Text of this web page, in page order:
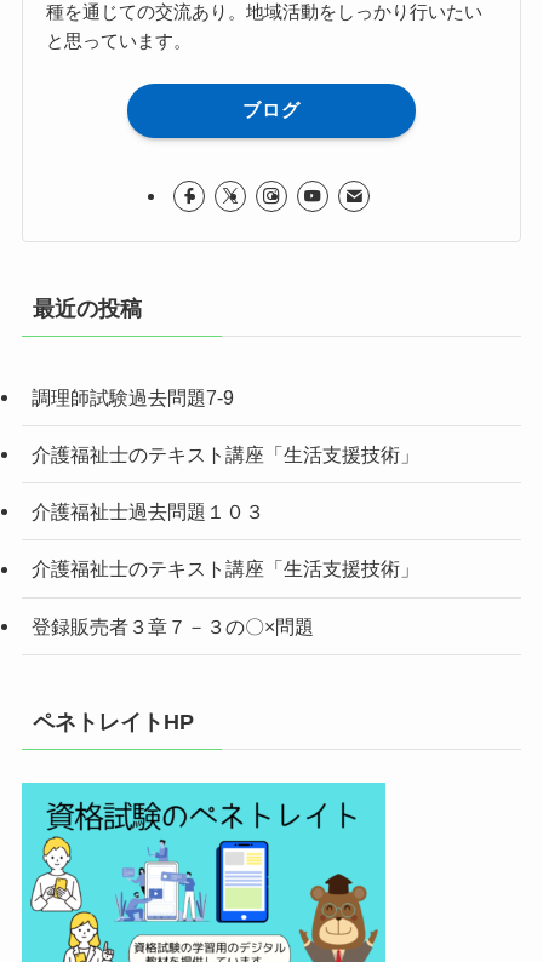
種を通じての交流あり。地域活動をしっかり行いたい
と思っています。
ブログ
最近の投稿
調理師試験過去問題7-9
介護福祉士のテキスト講座「生活支援技術」
介護福祉士過去問題１０３
介護福祉士のテキスト講座「生活支援技術」
登録販売者３章７－３の〇×問題
ペネトレイトHP